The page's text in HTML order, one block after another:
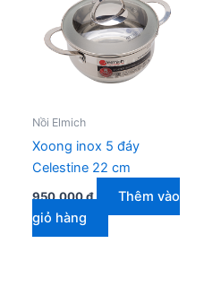
Nồi Elmich
Xoong inox 5 đáy
Celestine 22 cm
950.000₫
Thêm vào
giỏ hàng